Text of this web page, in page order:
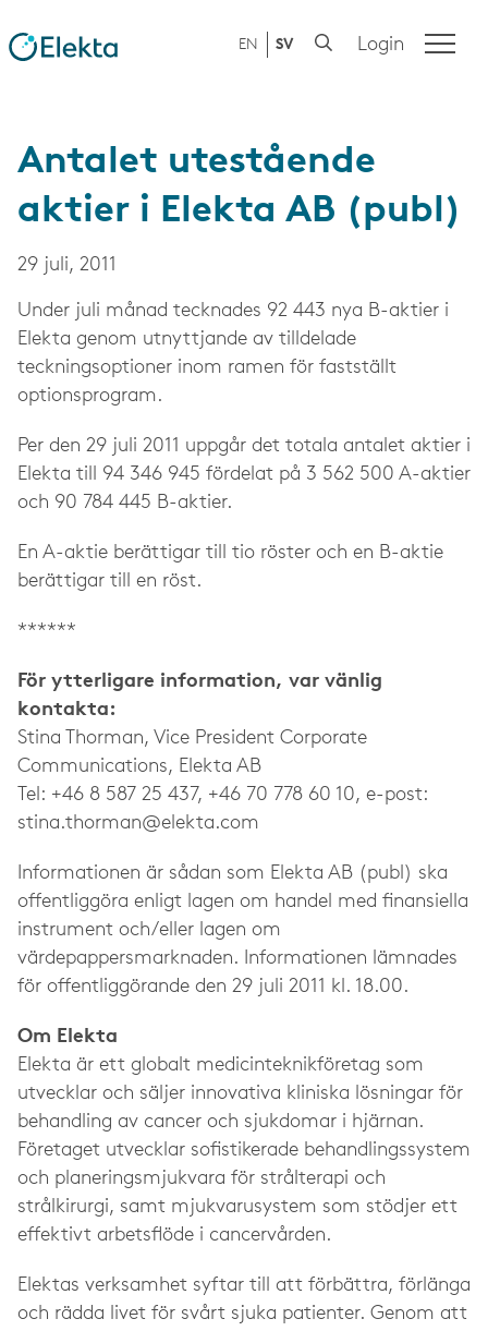
EN SV Login
Antalet utestående
aktier i Elekta AB (publ)
29 juli, 2011
Under juli månad tecknades 92 443 nya B-aktier i
Elekta genom utnyttjande av tilldelade
teckningsoptioner inom ramen för fastställt
optionsprogram.
Per den 29 juli 2011 uppgår det totala antalet aktier i
Elekta till 94 346 945 fördelat på 3 562 500 A-aktier
och 90 784 445 B-aktier.
En A-aktie berättigar till tio röster och en B-aktie
berättigar till en röst.
******
För ytterligare information, var vänlig
kontakta:
Stina Thorman, Vice President Corporate
Communications, Elekta AB
Tel: +46 8 587 25 437, +46 70 778 60 10, e-post:
stina.thorman@elekta.com
Informationen är sådan som Elekta AB (publ) ska
offentliggöra enligt lagen om handel med finansiella
instrument och/eller lagen om
värdepappersmarknaden. Informationen lämnades
för offentliggörande den 29 juli 2011 kl. 18.00.
Om Elekta
Elekta är ett globalt medicinteknikföretag som
utvecklar och säljer innovativa kliniska lösningar för
behandling av cancer och sjukdomar i hjärnan.
Företaget utvecklar sofistikerade behandlingssystem
och planeringsmjukvara för strålterapi och
strålkirurgi, samt mjukvarusystem som stödjer ett
effektivt arbetsflöde i cancervården.
Elektas verksamhet syftar till att förbättra, förlänga
och rädda livet för svårt sjuka patienter. Genom att